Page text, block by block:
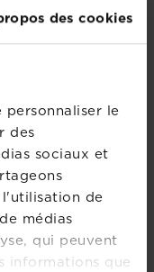
des cookies
le
des
sociaux et
de
médias
qui peuvent
informations que